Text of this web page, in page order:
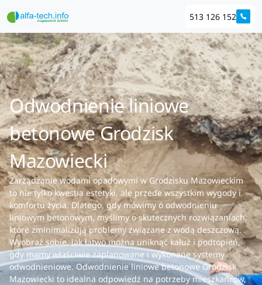
513 126 152
Odwodnienie liniowe
betonowe Grodzisk
Mazowiecki
Zarządzanie wodami opadowymi w Grodzisku Mazowieckim
to nie tylko kwestia estetyki, ale przede wszystkim wygody i
komfortu życia. Dlatego, gdy mówimy o odwodnieniu
liniowym betonowym, myślimy o skutecznych rozwiązaniach,
które zminimalizują problemy związane z wodą deszczową.
Wyobraź sobie, jak łatwo można uniknąć kałuż i podtopień,
gdy mamy właściwie zaplanowane i wykonane systemy
odwodnieniowe. Odwodnienie liniowe betonowe Grodzisk
Mazowiecki to idealna odpowiedź na potrzeby mieszkańców,